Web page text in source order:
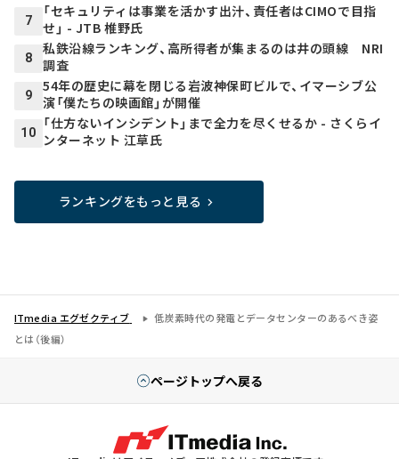
7
「セキュリティは事業を活かす出汁、責任者はCIMOで目指
せ」 - JTB 椎野氏
8
私鉄沿線ランキング、高所得者が集まるのは井の頭線 NRI
調査
9
54年の歴史に幕を閉じる岩波神保町ビルで、イマーシブ公
演「僕たちの映画館」が開催
10
「仕方ないインシデント」まで全力を尽くせるか - さくらイ
ンターネット 江草氏
ランキングをもっと見る
ITmedia エグゼクティブ
低炭素時代の発電とデータセンターのあるべき姿
とは（後編）
ページトップへ戻る